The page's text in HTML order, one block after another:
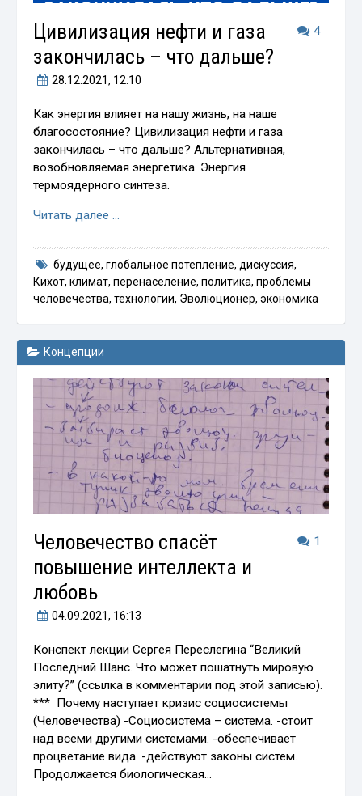
4
Цивилизация нефти и газа
закончилась – что дальше?
28.12.2021, 12:10
Как энергия влияет на нашу жизнь, на наше
благосостояние? Цивилизация нефти и газа
закончилась – что дальше? Альтернативная,
возобновляемая энергетика. Энергия
термоядерного синтеза.
Читать далее …
будущее, глобальное потепление, дискуссия,
Кихот,климат,перенаселение,политика,проблемы
человечества,технологии, Эволюционер,экономика
Концепции
1
Человечество спасёт
повышение интеллекта и
любовь
04.09.2021, 16:13
Конспект лекции Сергея Переслегина “Великий
Последний Шанс. Что может пошатнуть мировую
элиту?” (ссылка в комментарии под этой записью).
*** Почему наступает кризис социосистемы
(Человечества) -Социосистема – система. -стоит
над всеми другими системами. -обеспечивает
процветание вида. -действуют законы систем.
Продолжается биологическая…